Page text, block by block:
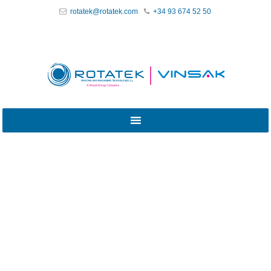
rotatek@rotatek.com +34 93 674 52 50